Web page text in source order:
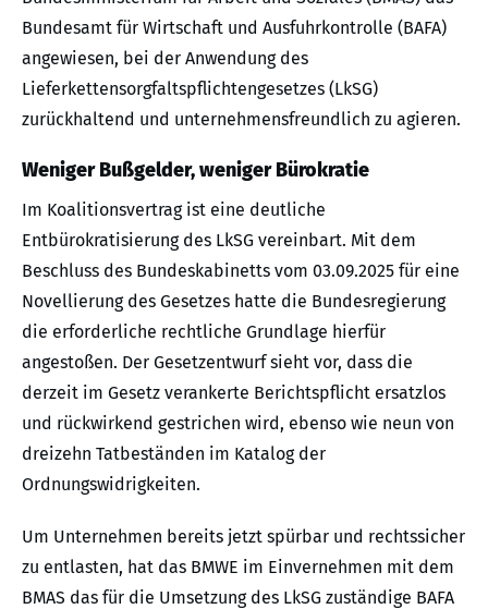
Bundesamt für Wirtschaft und Ausfuhrkontrolle (BAFA)
angewiesen, bei der Anwendung des
Lieferkettensorgfaltspflichtengesetzes (LkSG)
zurückhaltend und unternehmensfreundlich zu agieren.
Weniger Bußgelder, weniger Bürokratie
Im Koalitionsvertrag ist eine deutliche
Entbürokratisierung des LkSG vereinbart. Mit dem
Beschluss des Bundeskabinetts vom 03.09.2025 für eine
Novellierung des Gesetzes hatte die Bundesregierung
die erforderliche rechtliche Grundlage hierfür
angestoßen. Der Gesetzentwurf sieht vor, dass die
derzeit im Gesetz verankerte Berichtspflicht ersatzlos
und rückwirkend gestrichen wird, ebenso wie neun von
dreizehn Tatbeständen im Katalog der
Ordnungswidrigkeiten.
Um Unternehmen bereits jetzt spürbar und rechtssicher
zu entlasten, hat das BMWE im Einvernehmen mit dem
BMAS das für die Umsetzung des LkSG zuständige BAFA